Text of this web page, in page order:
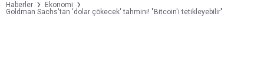
Haberler
Ekonomi
Goldman Sachs'tan 'dolar çökecek' tahmini! "Bitcoin'i tetikleyebilir"